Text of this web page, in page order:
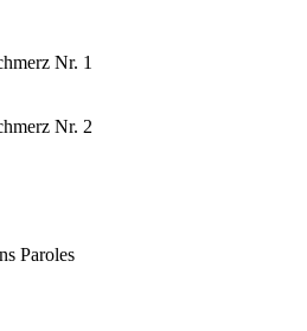
Nr. 1
Nr. 2
Paroles